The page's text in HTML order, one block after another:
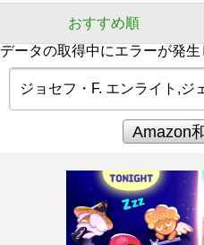
おすすめ順
データの取得中にエラーが発生